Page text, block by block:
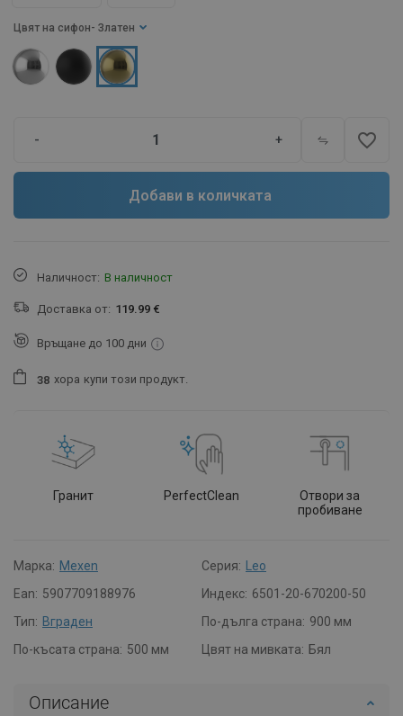
Цвят на сифон - Златен
- + favorite_border
Добави в количката
Наличност: В наличност
Доставка от: 119.99 €
Връщане до 100 дни
38 хора купи този продукт.
Гранит PerfectClean
Отвори за
пробиване
Марка: Mexen Серия:
Leo
Ean: 5907709188976 Индекс: 6501-20-670200-50
Тип: Вграден По-дълга страна: 900 мм
По-късата страна: 500 мм Цвят на мивката: Бял
Описание